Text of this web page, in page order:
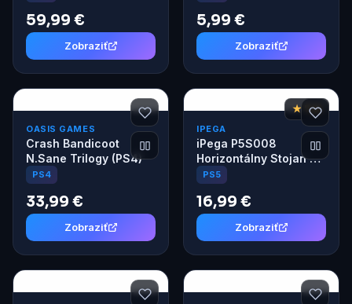
59,99 €
Zobraziť
5,99 €
Zobraziť
OASIS GAMES
Crash Bandicoot
N.Sane Trilogy (PS4)
PS4
33,99 €
Zobraziť
★ 7,6
IPEGA
iPega P5S008
Horizontálny Stojan s
USB HUB pre PS5
Slim/PS5 Pro biely
PS5
16,99 €
Zobraziť